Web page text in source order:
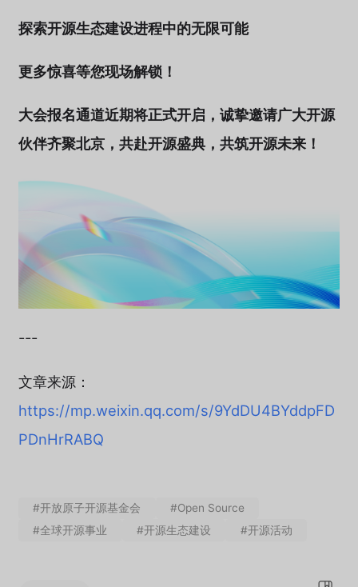
探索开源生态建设进程中的无限可能
更多惊喜等您现场解锁！
大会报名通道近期将正式开启，诚挚邀请广大开源
伙伴齐聚北京，共赴开源盛典，共筑开源未来！
---
文章来源：
https://mp.weixin.qq.com/s/9YdDU4BYddpFD
PDnHrRABQ
#开放原子开源基金会
#Open Source
#全球开源事业
#开源生态建设 #开源活动